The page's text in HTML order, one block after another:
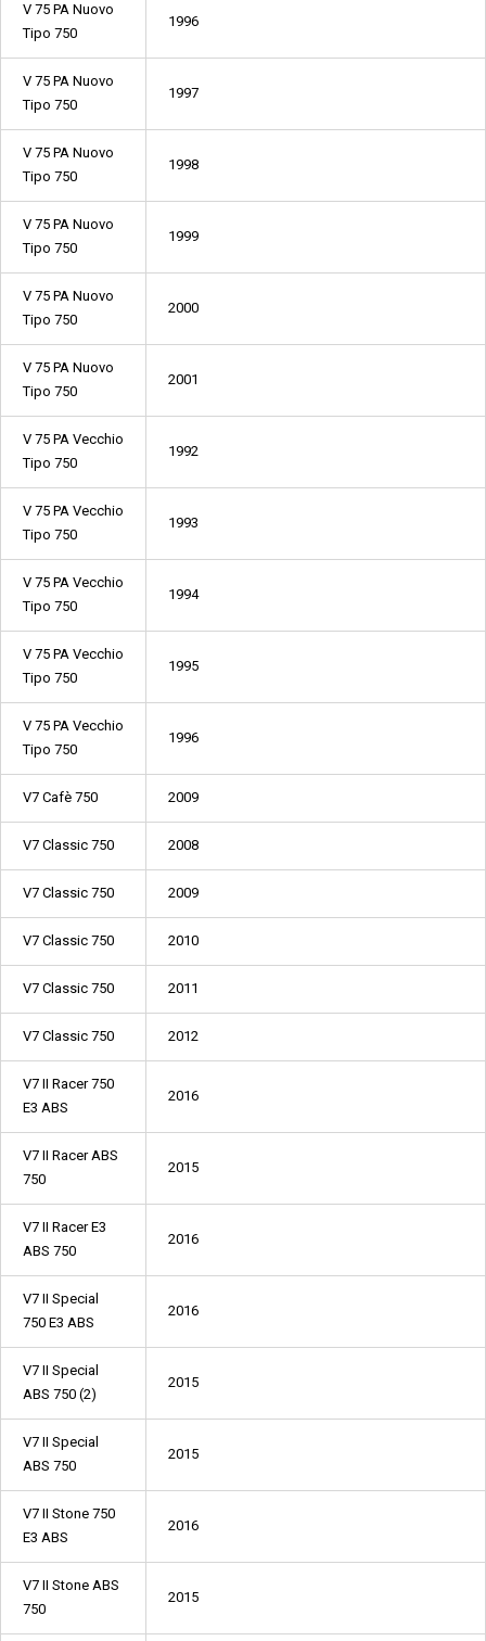
V 75 PA Nuovo
Tipo 750
1996
V 75 PA Nuovo
Tipo 750
1997
V 75 PA Nuovo
Tipo 750
1998
V 75 PA Nuovo
Tipo 750
1999
V 75 PA Nuovo
Tipo 750
2000
V 75 PA Nuovo
Tipo 750
2001
V 75 PA Vecchio
Tipo 750
1992
V 75 PA Vecchio
Tipo 750
1993
V 75 PA Vecchio
Tipo 750
1994
V 75 PA Vecchio
Tipo 750
1995
V 75 PA Vecchio
Tipo 750
1996
V7 Cafè 750 2009
V7 Classic 750 2008
V7 Classic 750 2009
V7 Classic 750 2010
V7 Classic 750 2011
V7 Classic 750 2012
V7 II Racer 750
E3 ABS
2016
V7 II Racer ABS
750
2015
V7 II Racer E3
ABS 750
2016
V7 II Special
750 E3 ABS
2016
V7 II Special
ABS 750 (2)
2015
V7 II Special
ABS 750
2015
V7 II Stone 750
E3 ABS
2016
V7 II Stone ABS
750
2015